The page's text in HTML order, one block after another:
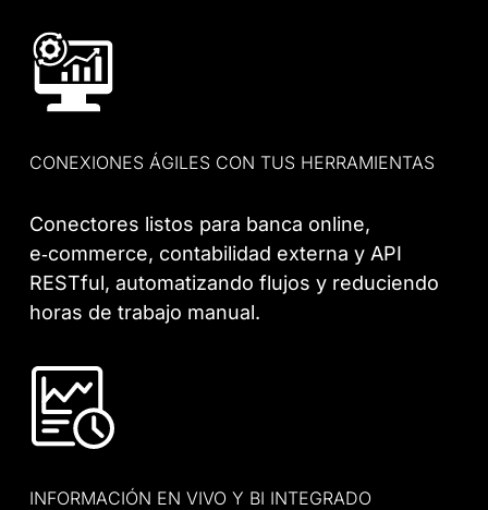
CONEXIONES ÁGILES CON TUS HERRAMIENTAS
Conectores listos para banca online,
e‑commerce, contabilidad externa y API
RESTful, automatizando flujos y reduciendo
horas de trabajo manual.
INFORMACIÓN EN VIVO Y BI INTEGRADO